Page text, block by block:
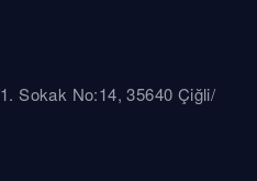
Sokak No:14, 35640 Çiğli/